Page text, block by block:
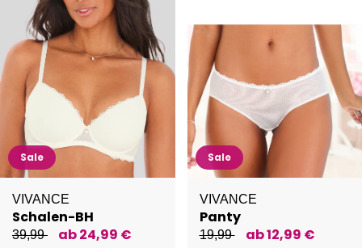
Sale
VIVANCE
Schalen-BH
39,99 ab 24,99 €
Sale
VIVANCE
Panty
19,99 ab 12,99 €